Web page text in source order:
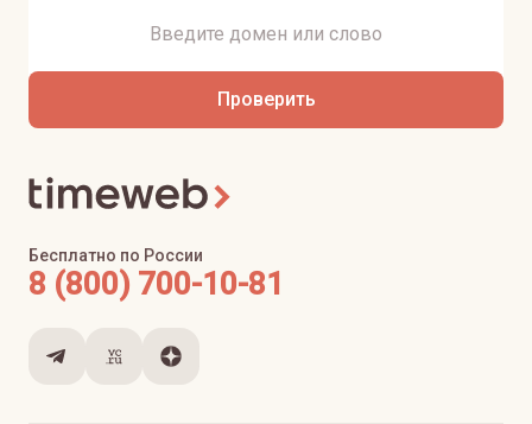
Проверить
Бесплатно по России
8 (800) 700-10-81